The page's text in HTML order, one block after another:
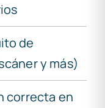
de
y más)
correcta en